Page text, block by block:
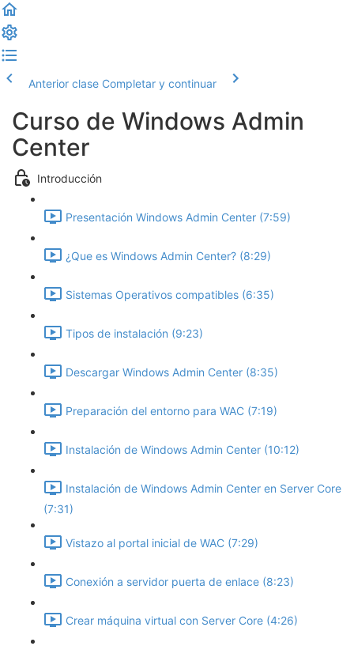
Anterior clase Completar y continuar
Curso de Windows Admin
Center
Introducción
Presentación Windows Admin Center (7:59)
¿Que es Windows Admin Center? (8:29)
Sistemas Operativos compatibles (6:35)
Tipos de instalación (9:23)
Descargar Windows Admin Center (8:35)
Preparación del entorno para WAC (7:19)
Instalación de Windows Admin Center (10:12)
Instalación de Windows Admin Center en Server Core
(7:31)
Vistazo al portal inicial de WAC (7:29)
Conexión a servidor puerta de enlace (8:23)
Crear máquina virtual con Server Core (4:26)